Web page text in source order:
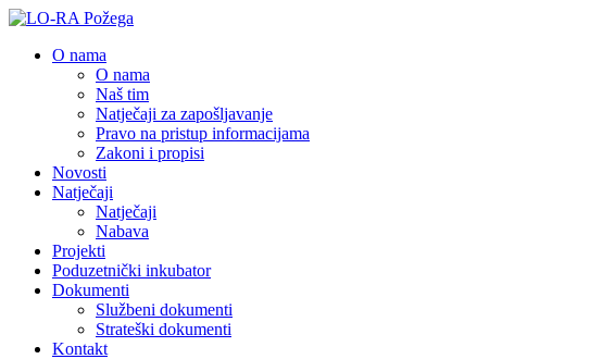
O nama
O nama
Naš tim
Natječaji za zapošljavanje
Pravo na pristup informacijama
Zakoni i propisi
Novosti
Natječaji
Natječaji
Nabava
Projekti
Poduzetnički inkubator
Dokumenti
Službeni dokumenti
Strateški dokumenti
Kontakt